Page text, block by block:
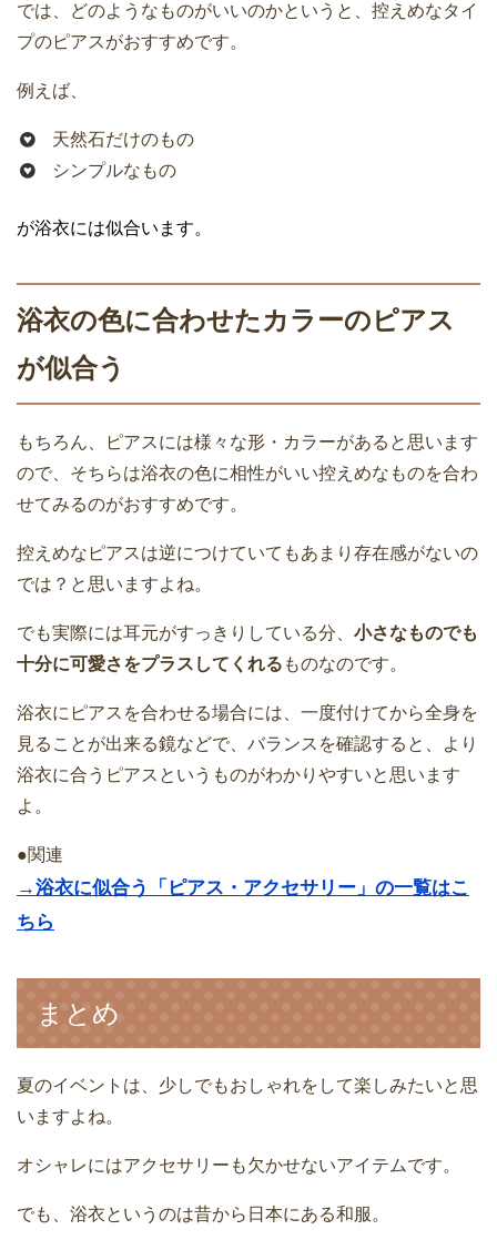
では、どのようなものがいいのかというと、控えめなタイ
プのピアスがおすすめです。
例えば、
天然石だけのもの
シンプルなもの
が浴衣には似合います。
浴衣の色に合わせたカラーのピアス
が似合う
もちろん、ピアスには様々な形・カラーがあると思います
ので、そちらは浴衣の色に相性がいい控えめなものを合わ
せてみるのがおすすめです。
控えめなピアスは逆につけていてもあまり存在感がないの
では？と思いますよね。
でも実際には耳元がすっきりしている分、 小さなものでも
十分に可愛さをプラスしてくれる ものなのです。
浴衣にピアスを合わせる場合には、一度付けてから全身を
見ることが出来る鏡などで、バランスを確認すると、より
浴衣に合うピアスというものがわかりやすいと思います
よ。
●関連
→浴衣に似合う「ピアス・アクセサリー」の一覧はこ
ちら
まとめ
夏のイベントは、少しでもおしゃれをして楽しみたいと思
いますよね。
オシャレにはアクセサリーも欠かせないアイテムです。
でも、浴衣というのは昔から日本にある和服。